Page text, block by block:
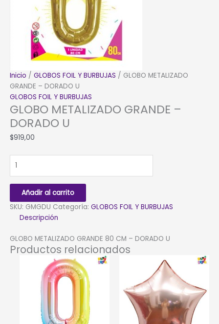
Inicio / GLOBOS FOIL Y BURBUJAS / GLOBO METALIZADO
GRANDE – DORADO U
GLOBOS FOIL Y BURBUJAS
GLOBO METALIZADO GRANDE –
DORADO U
$919,00
METALIZADO
DORADO
Añadir al carrito
SKU: GMGDU Categoría: GLOBOS FOIL Y BURBUJAS
Descripción
GLOBO METALIZADO GRANDE 80 CM – DORADO U
Productos relacionados